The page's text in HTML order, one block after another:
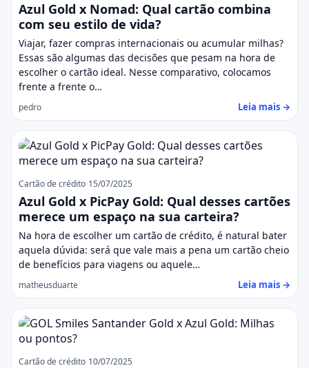
Azul Gold x Nomad: Qual cartão combina
com seu estilo de vida?
Viajar, fazer compras internacionais ou acumular milhas?
Essas são algumas das decisões que pesam na hora de
escolher o cartão ideal. Nesse comparativo, colocamos
frente a frente o…
pedro Leia mais →
Cartão de crédito 15/07/2025
Azul Gold x PicPay Gold: Qual desses cartões
merece um espaço na sua carteira?
Na hora de escolher um cartão de crédito, é natural bater
aquela dúvida: será que vale mais a pena um cartão cheio
de benefícios para viagens ou aquele…
matheusduarte Leia mais →
Cartão de crédito 10/07/2025